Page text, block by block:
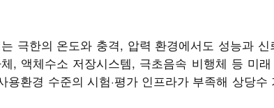
극한의 온도와 충격, 압력 환경에서도 성능과
, 액체수소 저장시스템, 극초음속 비행체 등 미
용환경 수준의 시험·평가 인프라가 부족해 상당